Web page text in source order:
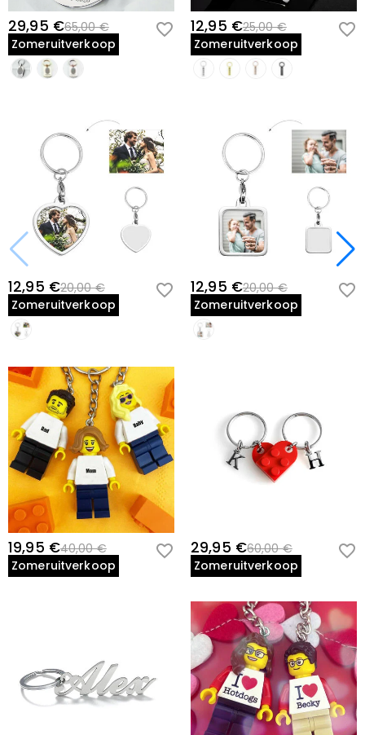
29,95 €65,00 €
Zomeruitverkoop
12,95 €25,00 €
Zomeruitverkoop
12,95 €20,00 €
Zomeruitverkoop
12,95 €20,00 €
Zomeruitverkoop
19,95 €40,00 €
Zomeruitverkoop
29,95 €60,00 €
Zomeruitverkoop